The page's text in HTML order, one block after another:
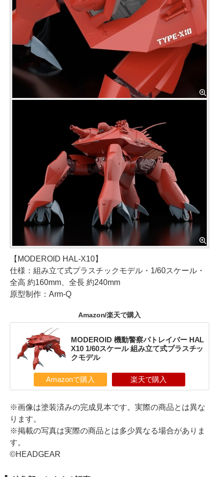
【MODEROID HAL-X10】
仕様：組み立て式プラスチックモデル・1/60スケール・
全高 約160mm、全長 約240mm
原型制作：Arm-Q
Amazon/楽天で購入
MODEROID 機動警察パトレイバー HAL
X10 1/60スケール 組み立て式プラスチッ
クモデル
Amazonで購入 楽天で購入
※画像は塗装済みの完成見本です。実際の商品とは異な
ります。
※掲載の写真は実際の商品とは多少異なる場合がありま
す。
©HEADGEAR